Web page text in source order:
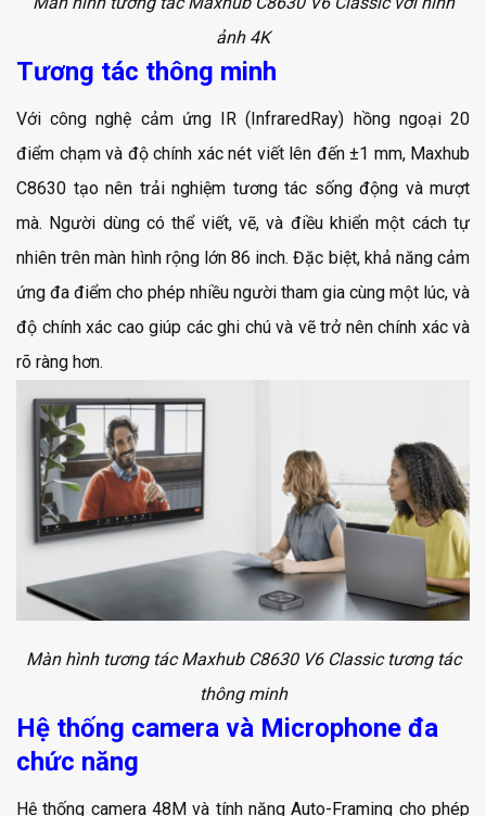
ảnh 4K
Tương tác thông minh
Với công nghệ cảm ứng IR (InfraredRay) hồng ngoại 20
điểm chạm và độ chính xác nét viết lên đến ±1 mm, Maxhub
C8630 tạo nên trải nghiệm tương tác sống động và mượt
mà. Người dùng có thể viết, vẽ, và điều khiển một cách tự
nhiên trên màn hình rộng lớn 86 inch. Đặc biệt, khả năng cảm
ứng đa điểm cho phép nhiều người tham gia cùng một lúc, và
độ chính xác cao giúp các ghi chú và vẽ trở nên chính xác và
rõ ràng hơn.
Màn hình tương tác Maxhub C8630 V6 Classic tương tác
thông minh
Hệ thống camera và Microphone đa
chức năng
Hệ thống camera 48M và tính năng Auto-Framing cho phép